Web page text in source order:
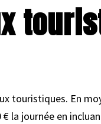
touristiques. En
la journée en